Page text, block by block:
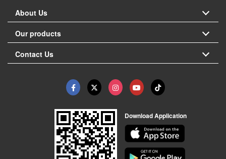
About Us
Our products
Contact Us
Download Application